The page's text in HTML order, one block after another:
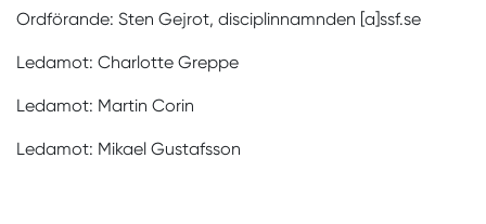
Ordförande: Sten Gejrot, disciplinnamnden [a]ssf.se
Ledamot: Charlotte Greppe
Ledamot: Martin Corin
Ledamot: Mikael Gustafsson